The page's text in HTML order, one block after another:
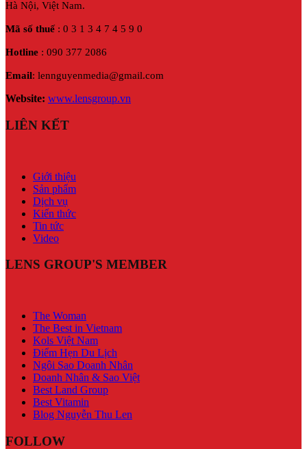
Hà Nội, Việt Nam.
Mã số thuế: 0 3 1 3 4 7 4 5 9 0
Hotline : 090 377 2086
Email: lennguyenmedia@gmail.com
Website: www.lensgroup.vn
LIÊN KẾT
Giới thiệu
Sản phẩm
Dịch vụ
Kiến thức
Tin tức
Video
LENS GROUP'S MEMBER
The Woman
The Best in Vietnam
Kols Việt Nam
Điểm Hẹn Du Lịch
Ngôi Sao Doanh Nhân
Doanh Nhân & Sao Việt
Best Land Group
Best Vitamin
Blog Nguyễn Thu Len
FOLLOW